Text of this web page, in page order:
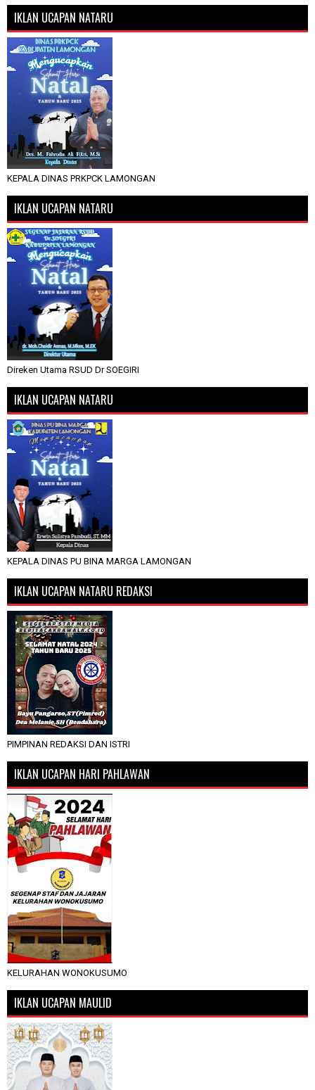
IKLAN UCAPAN NATARU
KEPALA DINAS PRKPCK LAMONGAN
IKLAN UCAPAN NATARU
Direken Utama RSUD Dr SOEGIRI
IKLAN UCAPAN NATARU
KEPALA DINAS PU BINA MARGA LAMONGAN
IKLAN UCAPAN NATARU REDAKSI
PIMPINAN REDAKSI DAN ISTRI
IKLAN UCAPAN HARI PAHLAWAN
KELURAHAN WONOKUSUMO
IKLAN UCAPAN MAULID